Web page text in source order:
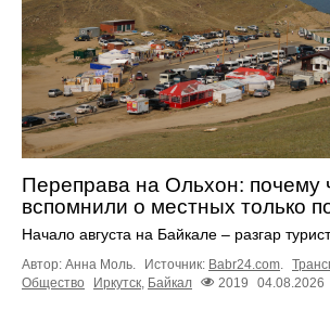
Переправа на Ольхон: почему
вспомнили о местных только
Начало августа на Байкале – разгар
Автор: Анна Моль. Источник: Babr24.com.
Общество
Иркутск, Байкал 2019 04.08.2026